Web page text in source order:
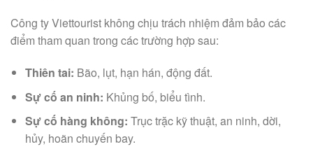
Công ty Viettourist không chịu trách nhiệm đảm bảo các
điểm tham quan trong các trường hợp sau:
Thiên tai: Bão, lụt, hạn hán, động đất.
Sự cố an ninh: Khủng bố, biểu tình.
Sự cố hàng không: Trục trặc kỹ thuật, an ninh, dời,
hủy, hoãn chuyến bay.